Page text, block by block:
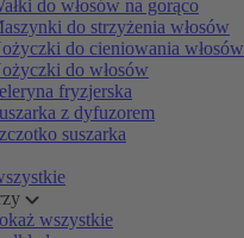
do włosów na gorąco
do strzyżenia włosów
do cieniowania włosów
do włosów
fryzjerska
z dyfuzorem
suszarka
wszystkie